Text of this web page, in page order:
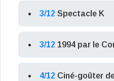
3/12 Spectacle K
3/12 1994 par le
4/12 Ciné-goûter